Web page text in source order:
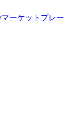
マーケットプレー